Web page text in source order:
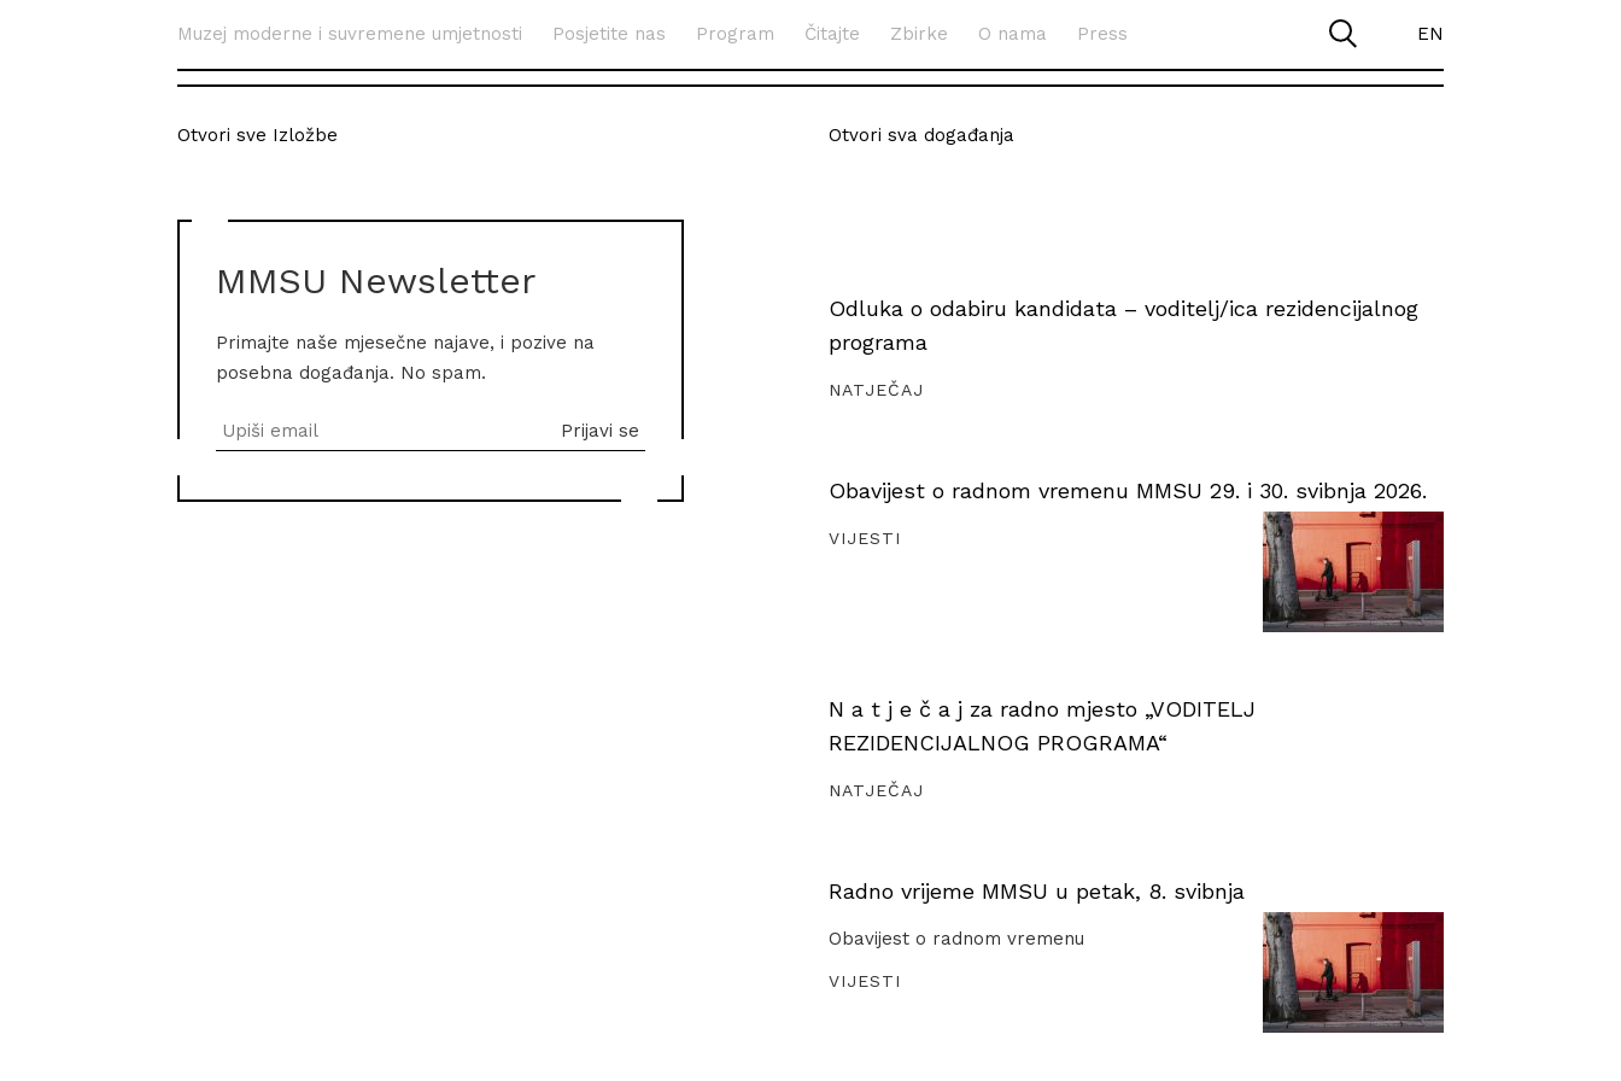
Muzej moderne i suvremene umjetnosti Posjetite nas Program Čitajte Zbirke O nama Press EN
Otvori sve Izložbe
MMSU Newsletter
Primajte naše mjesečne najave, i pozive na
posebna događanja. No spam.
Otvori sva događanja
Odluka o odabiru kandidata – voditelj/ica rezidencijalnog
programa
NATJEČAJ
Obavijest o radnom vremenu MMSU 29. i 30. svibnja 2026.
VIJESTI
N a t j e č a j za radno mjesto „VODITELJ
REZIDENCIJALNOG PROGRAMA“
NATJEČAJ
Radno vrijeme MMSU u petak, 8. svibnja
Obavijest o radnom vremenu
VIJESTI